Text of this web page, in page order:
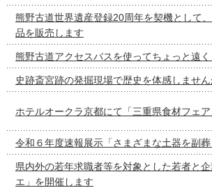
熊野古道世界遺産登録20周年を契機として
品を販売します
熊野古道アクセスバスを使ってちょっと遠
史跡斎宮跡の発掘現場で歴史を体感しませ
ホテルオークラ京都にて「三重県食材フェア
令和６年度速報展示「さまざまな土器を副
県内外の若年求職者等を対象とした若者と
エ」を開催します